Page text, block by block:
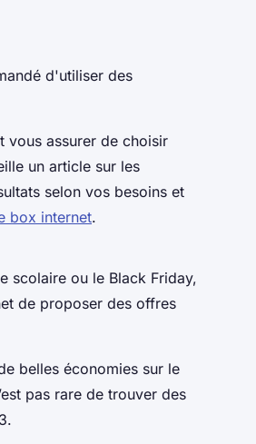
d'utiliser des
vous assurer de choisir
un article sur les
selon vos besoins et
box internet.
scolaire ou le Black Friday,
de proposer des offres
belles économies sur le
pas rare de trouver des